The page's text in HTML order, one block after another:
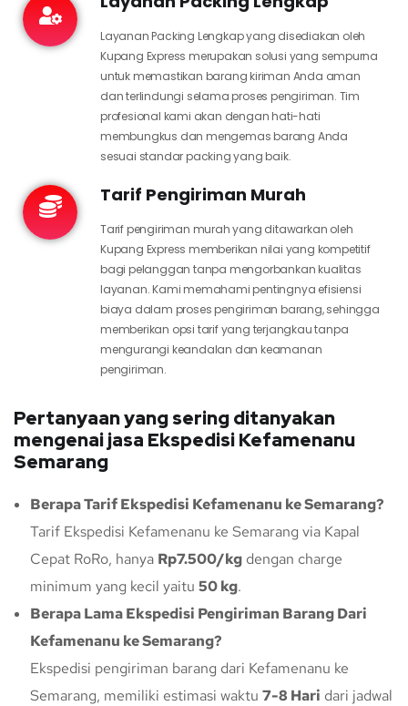
Layanan Packing Lengkap yang disediakan oleh
Kupang Express merupakan solusi yang sempurna
untuk memastikan barang kiriman Anda aman
dan terlindungi selama proses pengiriman. Tim
profesional kami akan dengan hati-hati
membungkus dan mengemas barang Anda
sesuai standar packing yang baik.
Tarif Pengiriman Murah
Tarif pengiriman murah yang ditawarkan oleh
Kupang Express memberikan nilai yang kompetitif
bagi pelanggan tanpa mengorbankan kualitas
layanan. Kami memahami pentingnya efisiensi
biaya dalam proses pengiriman barang, sehingga
memberikan opsi tarif yang terjangkau tanpa
mengurangi keandalan dan keamanan
pengiriman.
Pertanyaan yang sering ditanyakan
mengenai jasa Ekspedisi Kefamenanu
Semarang
Berapa Tarif Ekspedisi Kefamenanu ke Semarang?
Tarif Ekspedisi Kefamenanu ke Semarang via Kapal
Cepat RoRo, hanya Rp7.500/kg dengan charge
minimum yang kecil yaitu 50 kg.
Berapa Lama Ekspedisi Pengiriman Barang Dari
Kefamenanu ke Semarang?
Ekspedisi pengiriman barang dari Kefamenanu ke
Semarang, memiliki estimasi waktu 7-8 Hari dari jadwal